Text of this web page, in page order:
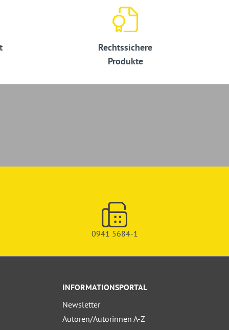
Rechtssichere
Produkte
0941 5684-1
INFORMATIONSPORTAL
Newsletter
Autoren/Autorinnen A-Z